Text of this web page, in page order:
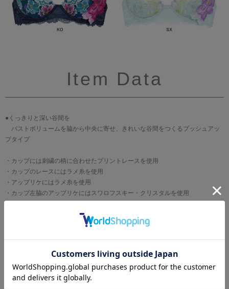
Item Data
●くっきりと深い谷間を
バストボリュームを脇から中央に寄せ、きれいな谷間をつくるプッシュアッ
プタイプ
・カップには刺繍の柄に合わせたプリントレースを使用
・カップのレースにはラメ糸を使用
・アップリケにはラメ糸を使用
・カップ左脇のアップリケにはスワロフスキー・クリスタルを使用
WACOAL[ワコール]
Bカップ(B65・B70・B75・B80)